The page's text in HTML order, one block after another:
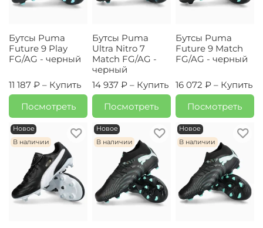
Бутсы Puma
Future 9 Play
FG/AG - черный
11 187 ₽ – Купить
Посмотреть
Бутсы Puma
Ultra Nitro 7
Match FG/AG -
черный
14 937 ₽ – Купить
Посмотреть
Бутсы Puma
Future 9 Match
FG/AG - черный
16 072 ₽ – Купить
Посмотреть
Новое
В наличии
Новое
В наличии
Новое
В наличии